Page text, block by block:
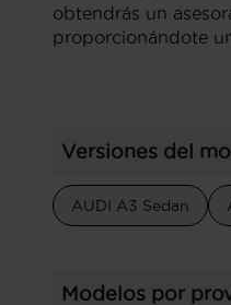
obtendrás un
proporcionándote
Versiones del
AUDI A3 Sedan
Modelos por